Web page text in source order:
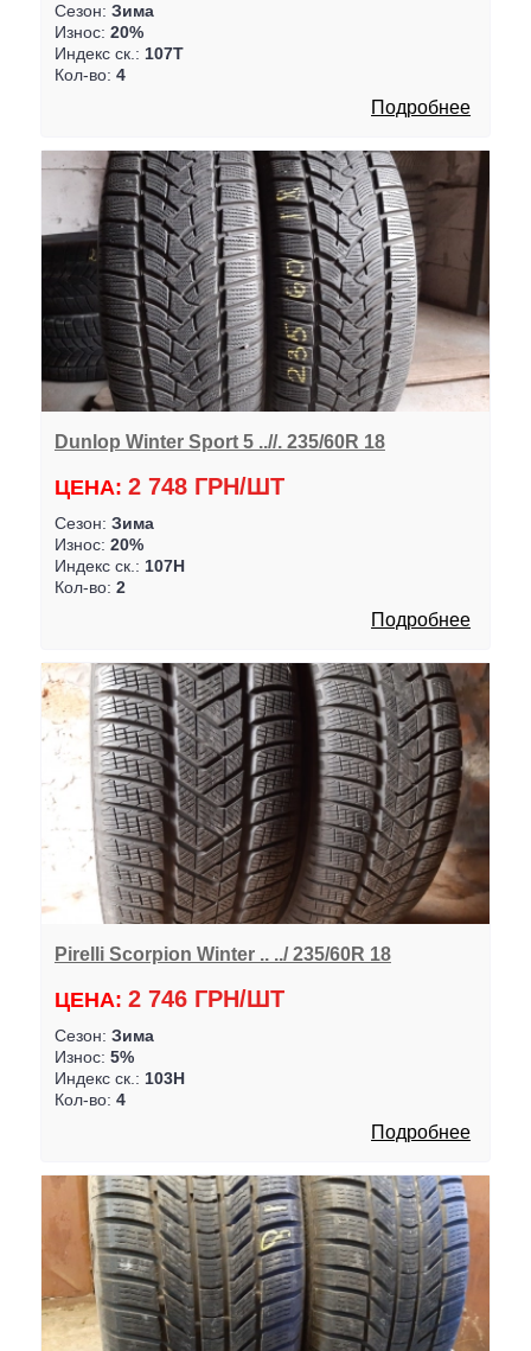
Сезон: Зима
Износ: 20%
Индекс ск.: 107T
Кол-во: 4
Подробнее
Dunlop Winter Sport 5 ..//. 235/60R 18
ЦЕНА: 2 748 ГРН/ШТ
Сезон: Зима
Износ: 20%
Индекс ск.: 107H
Кол-во: 2
Подробнее
Pirelli Scorpion Winter .. ../ 235/60R 18
ЦЕНА: 2 746 ГРН/ШТ
Сезон: Зима
Износ: 5%
Индекс ск.: 103H
Кол-во: 4
Подробнее